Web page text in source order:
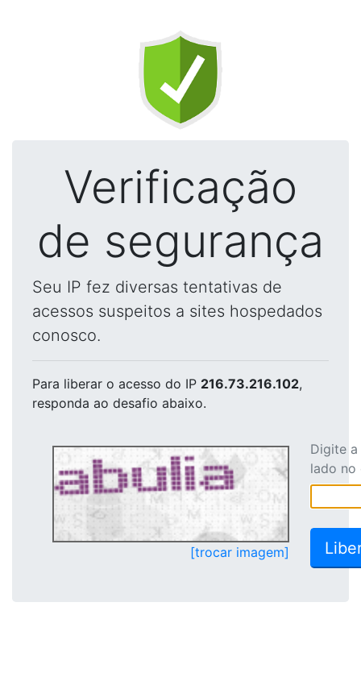
Verificação
de segurança
Seu IP fez diversas tentativas de
acessos suspeitos a sites hospedados
conosco.
Para liberar o acesso do IP 216.73.216.102,
responda ao desafio abaixo.
[trocar imagem]
Digite
lado no